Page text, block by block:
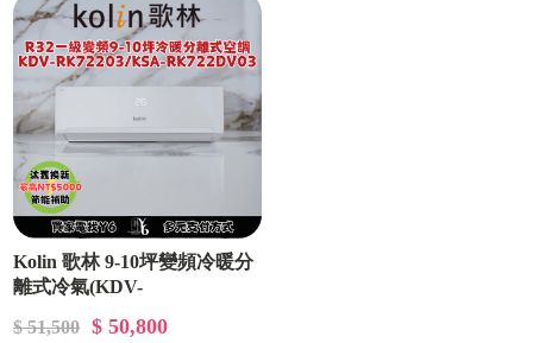
Kolin 歌林 9-10坪變頻冷暖分
離式冷氣(KDV-
$ 51,500
$ 50,800